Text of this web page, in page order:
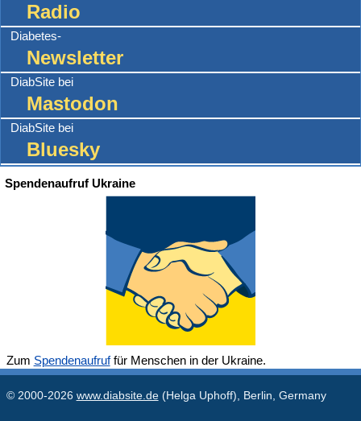
Radio
Diabetes-
Newsletter
DiabSite bei
Mastodon
DiabSite bei
Bluesky
Spendenaufruf Ukraine
Zum Spendenaufruffür Menschen in der Ukraine.
© 2000-2026 www.diabsite.de(Helga Uphoff), Berlin, Germany